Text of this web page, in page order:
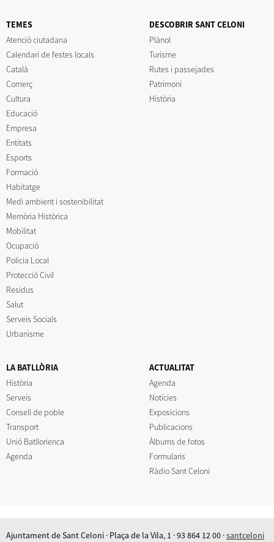
TEMES
Atenció ciutadana
Calendari de festes locals
Català
Comerç
Cultura
Educació
Empresa
Entitats
Esports
Formació
Habitatge
Medi ambient i sostenibilitat
Memòria Històrica
Mobilitat
Ocupació
Policia Local
Protecció Civil
Residus
Salut
Serveis Socials
Urbanisme
DESCOBRIR SANT CELONI
Plànol
Turisme
Rutes i passejades
Patrimoni
Història
LA BATLLÒRIA
Història
Serveis
Consell de poble
Transport
Unió Batllorienca
Agenda
ACTUALITAT
Agenda
Notícies
Exposicions
Publicacions
Àlbums de fotos
Formularis
Ràdio Sant Celoni
Ajuntament de Sant Celoni · Plaça de la Vila, 1 · 93 864 12 00 ·santceloni